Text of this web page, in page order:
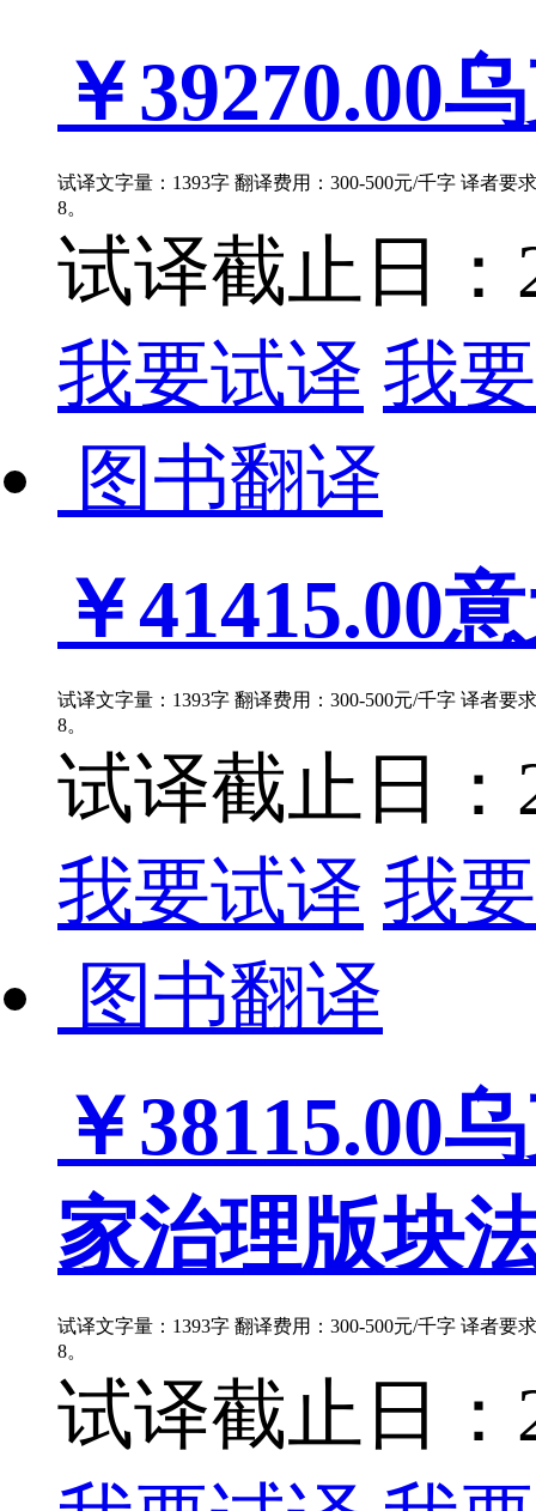
￥39270.00
试译文字量：1393字 翻译费用：300-500元/千字 译者要
8。
试译截止日：
我要试译 我
图书翻译
￥41415.00
试译文字量：1393字 翻译费用：300-500元/千字 译者要
8。
试译截止日：
我要试译 我
图书翻译
￥38115.00
家治理版块
试译文字量：1393字 翻译费用：300-500元/千字 译者要
8。
试译截止日：